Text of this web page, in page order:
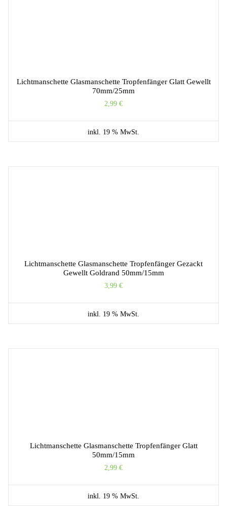
Lichtmanschette Glasmanschette Tropfenfänger Glatt Gewellt
70mm/25mm
2,99 €
inkl. 19 % MwSt.
Lichtmanschette Glasmanschette Tropfenfänger Gezackt
Gewellt Goldrand 50mm/15mm
3,99 €
inkl. 19 % MwSt.
Lichtmanschette Glasmanschette Tropfenfänger Glatt
50mm/15mm
2,99 €
inkl. 19 % MwSt.